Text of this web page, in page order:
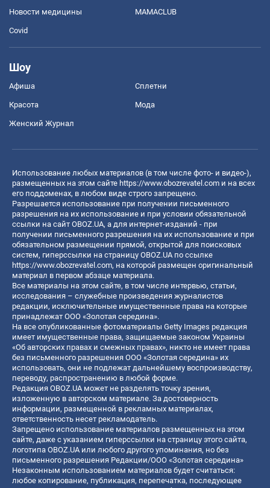
Новости медицины MAMACLUB
Covid
Шоу
Афиша Сплетни
Красота Мода
Женский Журнал
Использование любых материалов (в том числе фото- и видео-),
размещенных на этом сайте https://www.obozrevatel.com и на всех
его поддоменах, в любом виде строго запрещено.
Разрешается использование при получении письменного
разрешения на их использование и при условии обязательной
ссылки на сайт OBOZ.UA, а для интернет-изданий - при
получении письменного разрешения на их использование и при
обязательном размещении прямой, открытой для поисковых
систем, гиперссылки на страницу OBOZ.UA по ссылке
https://www.obozrevatel.com, на которой размещен оригинальный
материал в первом абзаце материала.
Все материалы на этом сайте, в том числе интервью, статьи,
исследования – служебные произведения журналистов
редакции, исключительные имущественные права на которые
принадлежат ООО «Золотая середина».
На все опубликованные фотоматериалы Getty Images редакция
имеет имущественные права, защищаемые законом Украины
«Об авторских правах и смежных правах», никто не имеет права
без письменного разрешения ООО «Золотая середина» их
использовать, они не подлежат дальнейшему воспроизводству,
переводу, распространению в любой форме.
Редакция OBOZ.UA может не разделять точку зрения,
изложенную в авторском материале. За достоверность
информации, размещенной в рекламных материалах,
ответственность несет рекламодатель.
Запрещено использование материалов размещенных на этом
сайте, даже с указанием гиперссылки на страницу этого сайта,
логотипа OBOZ.UA или любого другого упоминания, но без
письменного разрешения Редакции/ООО «Золотая середина»
Незаконным использованием материалов будет считаться:
любое копирование, публикация, перепечатка, последующее